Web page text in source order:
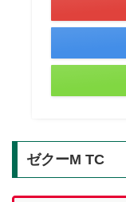
ゼクーM TC